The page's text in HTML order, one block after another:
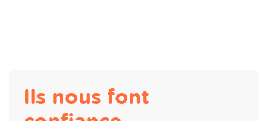
Ils nous font